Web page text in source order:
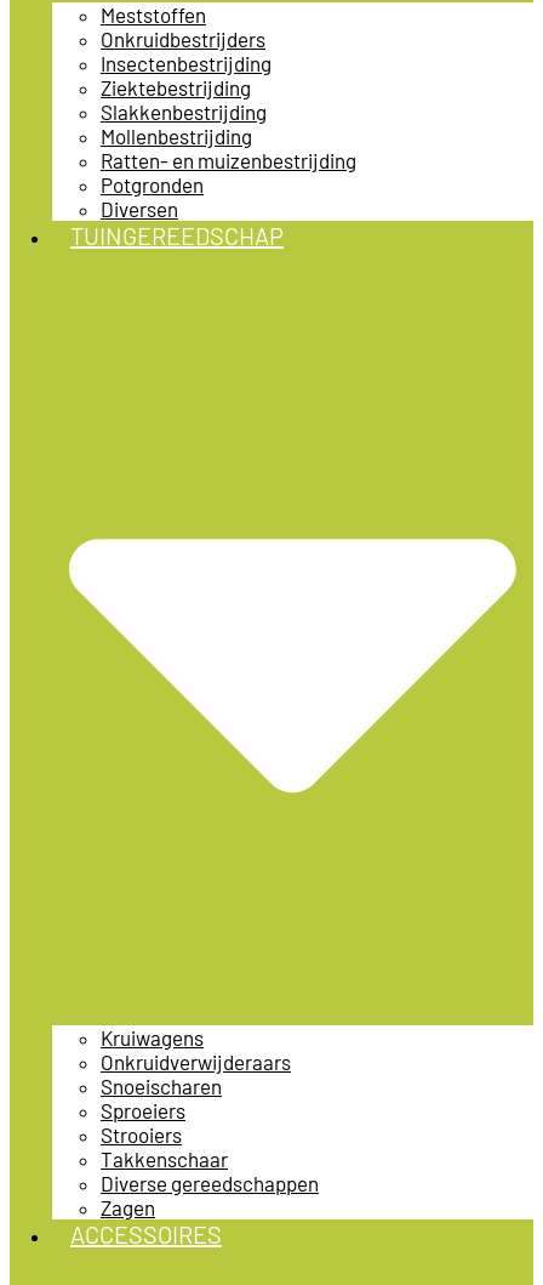
Meststoffen
Onkruidbestrijders
Insectenbestrijding
Ziektebestrijding
Slakkenbestrijding
Mollenbestrijding
Ratten- en muizenbestrijding
Potgronden
Diversen
TUINGEREEDSCHAP
Kruiwagens
Onkruidverwijderaars
Snoeischaren
Sproeiers
Strooiers
Takkenschaar
Diverse gereedschappen
Zagen
ACCESSOIRES